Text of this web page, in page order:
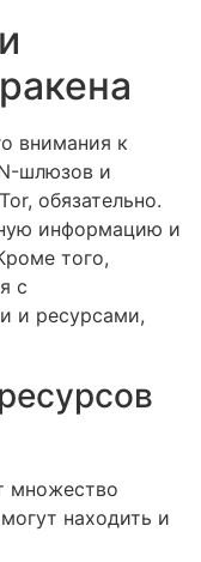
внимания к
шлюзов и
обязательно.
информацию и
того,
с
и ресурсами,
множество
находить и